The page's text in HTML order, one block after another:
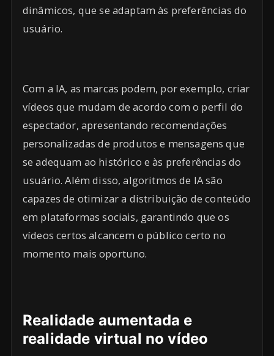
dinâmicos, que se adaptam às preferências do
usuário.
Com a IA, as marcas podem, por exemplo, criar
vídeos que mudam de acordo com o perfil do
espectador, apresentando recomendações
personalizadas de produtos e mensagens que
se adequam ao histórico e às preferências do
usuário. Além disso, algoritmos de IA são
capazes de otimizar a distribuição de conteúdo
em plataformas sociais, garantindo que os
vídeos certos alcancem o público certo no
momento mais oportuno.
Realidade aumentada e
realidade virtual no vídeo